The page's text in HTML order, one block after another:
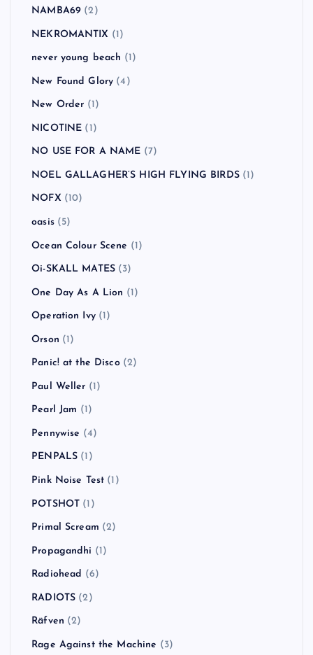
NAMBA69 (2)
NEKROMANTIX (1)
never young beach (1)
New Found Glory (4)
New Order (1)
NICOTINE (1)
NO USE FOR A NAME (7)
NOEL GALLAGHER’S HIGH FLYING BIRDS(1)
NOFX (10)
oasis(5)
Ocean Colour Scene (1)
Oi-SKALL MATES (3)
One Day As A Lion (1)
Operation Ivy(1)
Orson (1)
Panic! at the Disco(2)
Paul Weller (1)
Pearl Jam (1)
Pennywise (4)
PENPALS (1)
Pink Noise Test (1)
POTSHOT (1)
Primal Scream (2)
Propagandhi (1)
Radiohead (6)
RADIOTS (2)
Räfven (2)
Rage Against the Machine (3)